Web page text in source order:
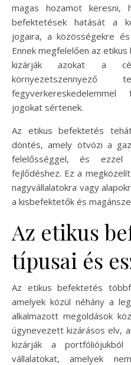
magas hozamot keresni,
befektetések hatását a
jogaira, a közösségekre
Ennek megfelelően az
kizárják azokat a
környezetszennyező
jogokat sértenek.
Az etikus befektetés
döntés, amely ötvözi a
felelősséggel, és ezzel
fejlődéshez. Ez a
nagyvállalatokra vagy
a kisbefektetők és
Az etikus
típusai és
Az etikus befektetés
amelyek közül néhány a
alkalmazott megoldások
úgynevezett kizárásos elv,
kizárják a
vállalatokat, amelyek